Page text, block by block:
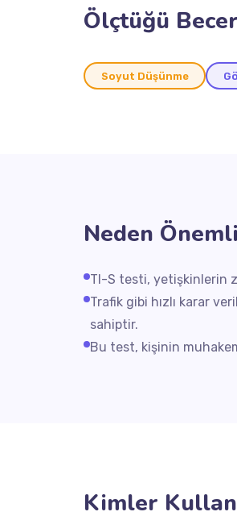
Ölçtüğü
Soyut Düşünme
Neden
TI-S testi, yetişkinlerin
Trafik gibi hızlı karar
sahiptir.
Bu test, kişinin
Kimler